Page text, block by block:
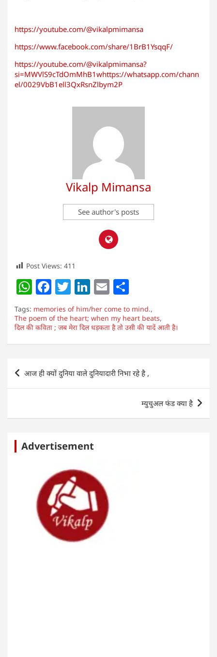
https://youtube.com/@vikalpmimansa
https://www.facebook.com/share/1BrB1YsqqF/
https://youtube.com/@vikalpmimansa?
si=MWVlS9cTdOmMhB1whttps://whatsapp.com/chann
el/0029VbB1ell3QxRsnZlbym2P
Vikalp Mimansa
See author's posts
Post Views: 411
W
h
at
s
A
p
p
F
a
c
e
b
o
o
k
T
w
itt
er
Li
n
k
e
dI
n
E
m
ai
l
h
ar
e
Tags: memories of him/her come to mind.,
The poem of the heart; when my heart beats,
दिल की कविता ; जब मेरा दिल धड़कता है तो उसी की यादें आती है।
Post
navigation
आज ही क्यों दुनिया वाले दुनियादारी निभा रहे है ,
म्युचुअल फंड क्या है
Advertisement